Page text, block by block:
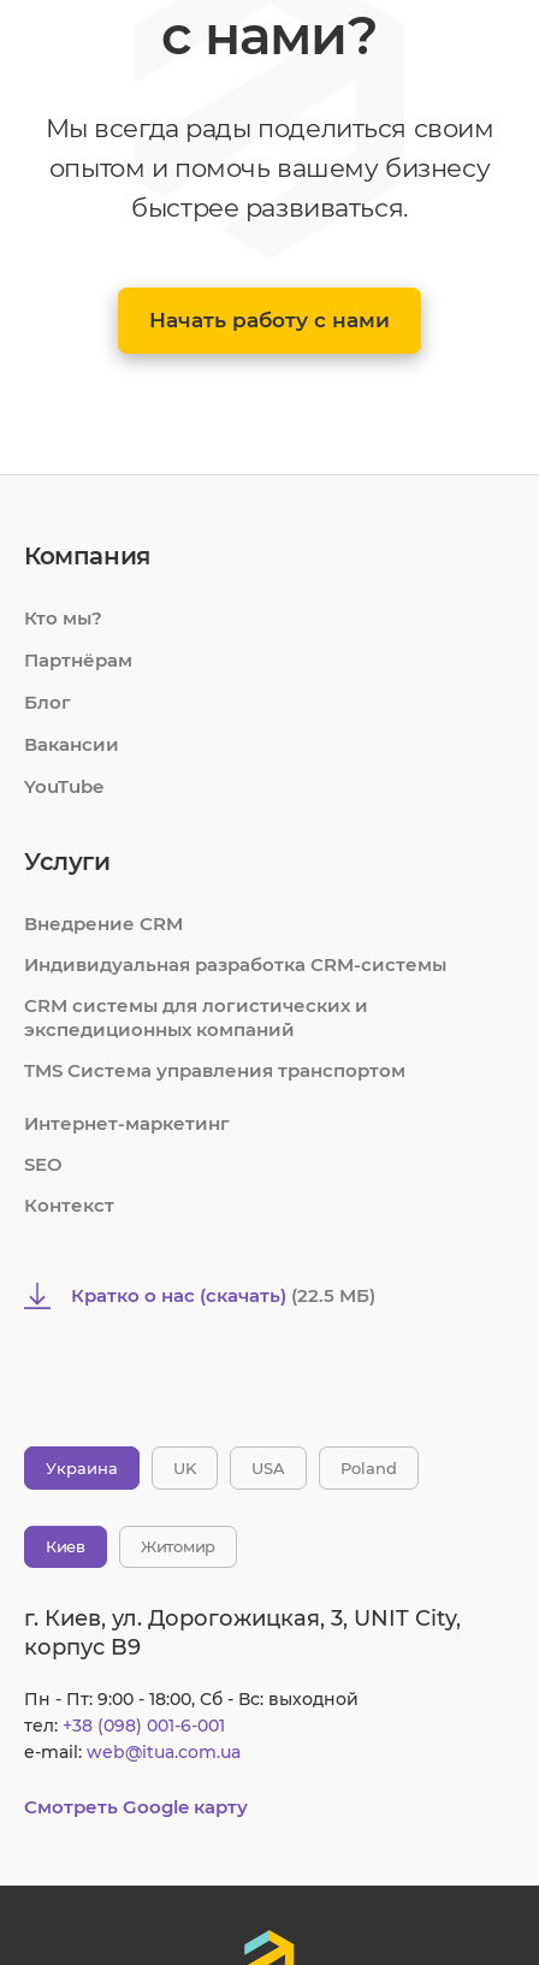
с нами?
Мы всегда рады поделиться своим
опытом и помочь вашему бизнесу
быстрее развиваться.
Начать работу с нами
Компания
Кто мы?
Партнёрам
Блог
Вакансии
YouTube
Услуги
Внедрение CRM
Индивидуальная разработка CRM-системы
СRM системы для логистических и
экспедиционных компаний
TMS Система управления транспортом
Интернет-маркетинг
SEO
Контекст
Кратко о нас (скачать) (22.5 MБ)
Украина UK USA Poland
Киев Житомир
г. Киев, ул. Дорогожицкая, 3, UNIT City,
корпус B9
Пн - Пт: 9:00 - 18:00, Сб - Вс: выходной
тел: +38 (098) 001-6-001
e-mail: web@itua.com.ua
Смотреть Google карту